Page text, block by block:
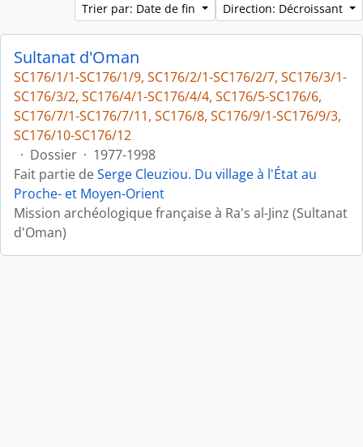
Trier par: Date de fin
Direction: Décroissant
Sultanat d'Oman
SC176/1/1-SC176/1/9, SC176/2/1-SC176/2/7, SC176/3/1-
SC176/3/2, SC176/4/1-SC176/4/4, SC176/5-SC176/6,
SC176/7/1-SC176/7/11, SC176/8, SC176/9/1-SC176/9/3,
SC176/10-SC176/12
· Dossier · 1977-1998
Fait partie deSerge Cleuziou. Du village à l'État au
Proche- et Moyen-Orient
Mission archéologique française à Ra's al-Jinz (Sultanat
d'Oman)